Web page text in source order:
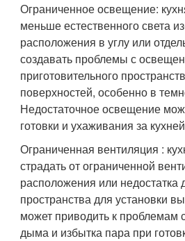
Ограниченное освещение:
меньше естественного света
расположения в углу или
создавать проблемы с
приготовительного
поверхностей, особенно в
Недостаточное освещение
готовки и ухаживания за
Ограниченная вентиляция :
страдать от ограниченной
расположения или недостатка
пространства для установки
может приводить к проблемам
дыма и избытка пара при